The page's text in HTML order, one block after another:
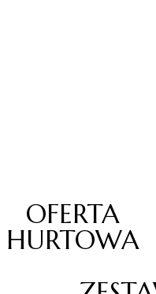
OFERTA
HURTOWA